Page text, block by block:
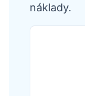
náklady.